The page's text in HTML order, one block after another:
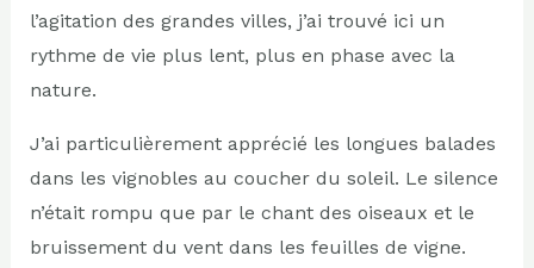
l’agitation des grandes villes, j’ai trouvé ici un
rythme de vie plus lent, plus en phase avec la
nature.
J’ai particulièrement apprécié les longues balades
dans les vignobles au coucher du soleil. Le silence
n’était rompu que par le chant des oiseaux et le
bruissement du vent dans les feuilles de vigne.